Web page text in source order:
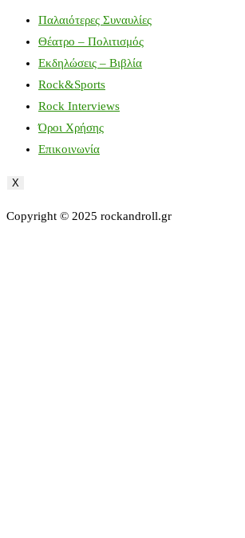
Παλαιότερες Συναυλίες
Θέατρο – Πολιτισμός
Εκδηλώσεις – Βιβλία
Rock&Sports
Rock Interviews
Όροι Χρήσης
Επικοινωνία
X
Copyright © 2025 rockandroll.gr